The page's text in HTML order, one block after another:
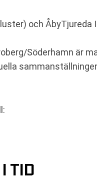
och ÅbyTjureda
Söderhamn är
TID